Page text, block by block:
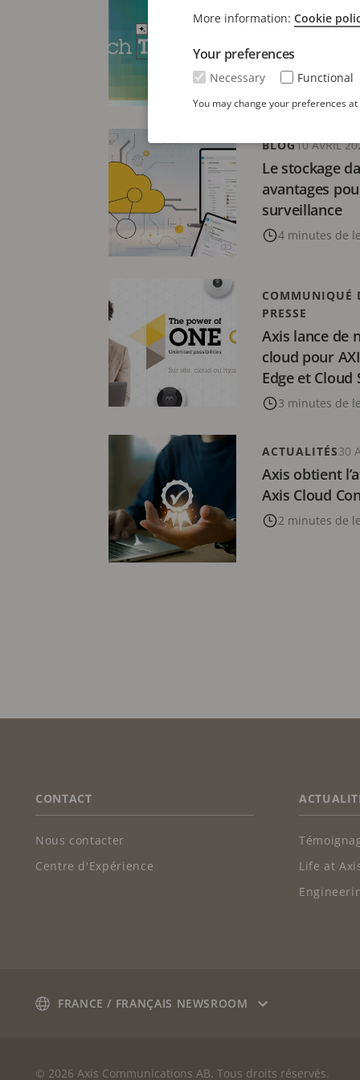
5 grandes
sûreté-sécurité
8 minutes de
Le stockage
avantages
surveillance
4 minutes de
BLOG10 AVRIL
Axis lance de
cloud pour
Edge et Cloud
3 minutes de
COMMUNIQUÉ
PRESSE
Axis obtient
Axis Cloud
2 minutes de
ACTUALITÉS30
FOOTER
CONTACT
Nous contacter
Centre d'Expérience
Life at
FRANCE / FRANÇAIS NEWSROOM
© 2026 Axis Communications AB. Tous droits réservés.
More information: Cookie
Your preferences
Necessary Functional
You may change your preferences